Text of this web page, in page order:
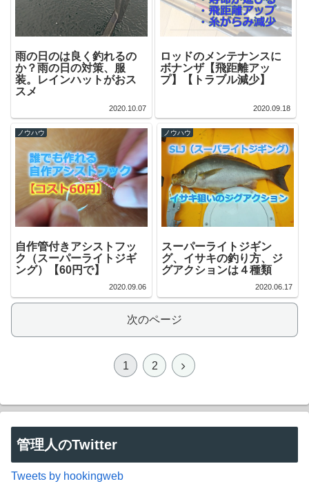
雨の日のは良く釣れるの
か？雨の日の対策、服
装。レインハットがおス
スメ
2020.10.07
ロッドのメンテナンスに
ボナンザ【飛距離アッ
プ】【トラブル減少】
2020.09.18
ノウハウ
自作管付きアシストフッ
ク（スーパーライトジギ
ング）【60円で】
2020.09.06
ノウハウ
スーパーライトジギン
グ、イサキの釣り方、ジ
グアクションは４種類
2020.06.17
次のページ
1 2
管理人のTwitter
Tweets by hookingweb